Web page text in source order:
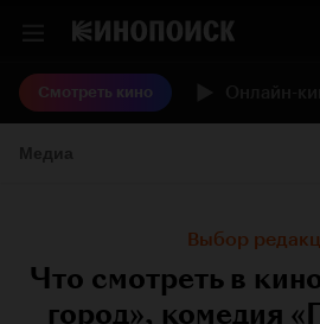
Смотреть кино
Выбор
Что смотреть в
город», комедия